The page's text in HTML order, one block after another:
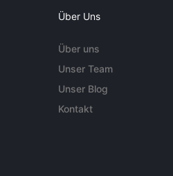
Über Uns
Über uns
Unser Team
Unser Blog
Kontakt